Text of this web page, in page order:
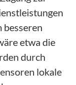
besseren
etwa die
durch
lokale